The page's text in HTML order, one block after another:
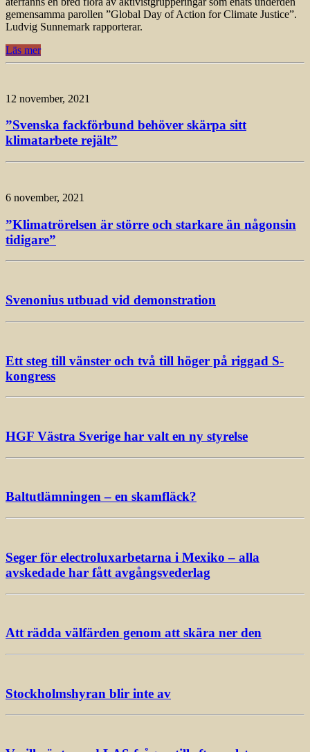
gemensamma parollen ”Global Day of Action for Climate Justice”.
Ludvig Sunnemark rapporterar.
Läs mer
12 november, 2021
”Svenska fackförbund behöver skärpa sitt
klimatarbete rejält”
6 november, 2021
”Klimatrörelsen är större och starkare än någonsin
tidigare”
Svenonius utbuad vid demonstration
Ett steg till vänster och två till höger på riggad S-
kongress
HGF Västra Sverige har valt en ny styrelse
Baltutlämningen – en skamfläck?
Seger för electroluxarbetarna i Mexiko – alla
avskedade har fått avgångsvederlag
Att rädda välfärden genom att skära ner den
Stockholmshyran blir inte av